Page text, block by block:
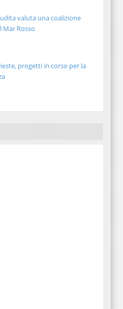
valuta una coalizione
Rosso
progetti in corso per la